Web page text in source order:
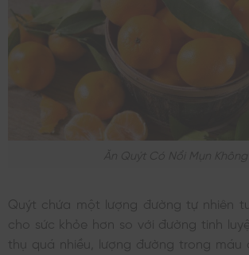
Ăn Quýt Có Nổi Mụn Không?
Quýt chứa một lượng đường tự nhiên
cho sức khỏe hơn so với đường tinh
thụ quá nhiều, lượng đường trong máu